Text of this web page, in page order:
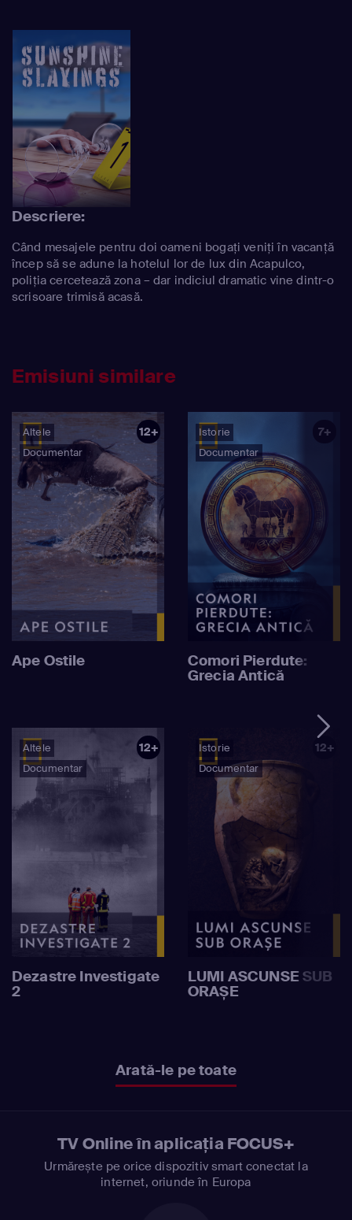
Descriere:
Când mesajele pentru doi oameni bogați veniți în vacanță
încep să se adune la hotelul lor de lux din Acapulco,
poliția cercetează zona – dar indiciul dramatic vine dintr-o
scrisoare trimisă acasă.
Emisiuni similare
Altele
Documentar
12+
Ape Ostile
Istorie
Documentar
7+
Comori Pierdute:
Grecia Antică
Altele
Documentar
12+
Dezastre Investigate
2
Istorie
Documentar
12+
LUMI ASCUNSE SUB
ORAȘE
Arată-le pe toate
TV Online în aplicația FOCUS+
Urmărește pe orice dispozitiv smart conectat la
internet, oriunde în Europa